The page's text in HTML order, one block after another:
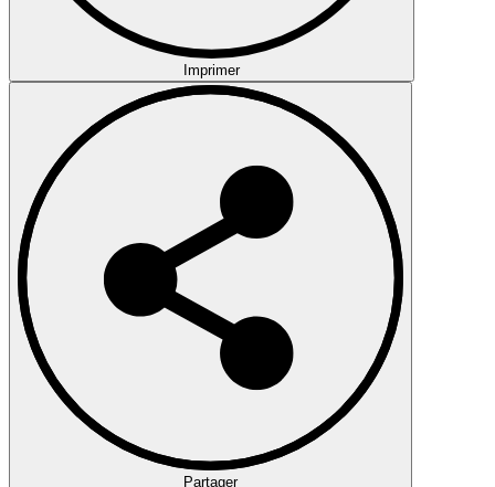
Imprimer
Partager